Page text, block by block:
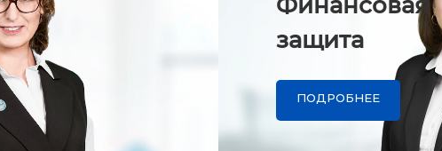
защита
ПОДРОБНЕЕ